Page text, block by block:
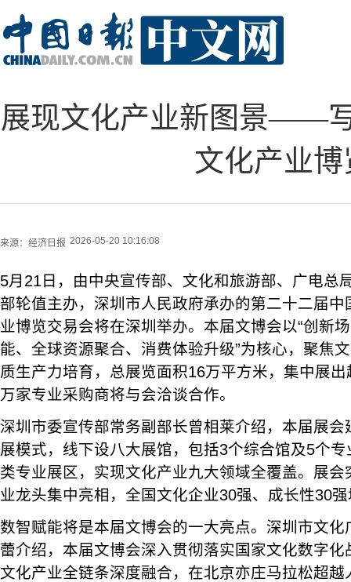
展现文化产业新图景——
文化产业
来源： 经济日报 2026-05-20 10:16:08
5月21日，由中央宣传部、文化和旅游部、广电总
部轮值主办，深圳市人民政府承办的第二十二届
业博览交易会将在深圳举办。本届文博会以“创新
能、全球资源聚合、消费体验升级”为核心，聚焦
质生产力培育，总展览面积16万平方米，集中展
万家专业采购商将与会洽谈合作。
深圳市委宣传部常务副部长曾相莱介绍，本届展会
展模式，线下设八大展馆，包括3个综合馆及5个
类专业展区，实现文化产业九大领域全覆盖。展
业龙头集中亮相，全国文化企业30强、成长性30
数智赋能将是本届文博会的一大亮点。深圳市文
蕾介绍，本届文博会深入贯彻落实国家文化数字
文化产业全链条深度融合，在北京亦庄马拉松超